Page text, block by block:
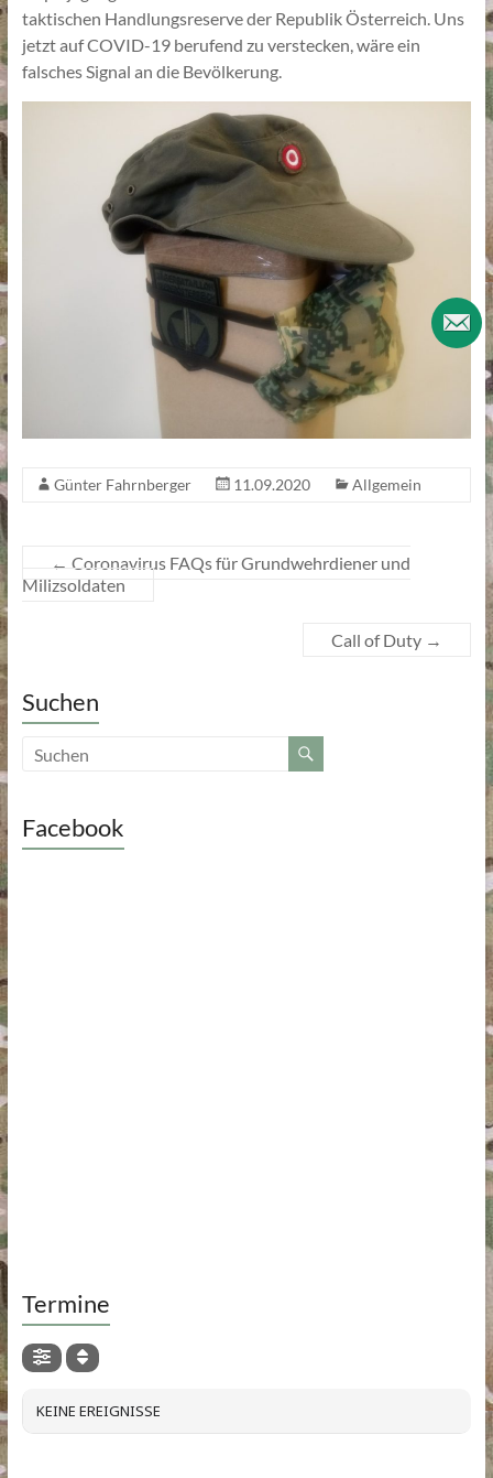
taktischen Handlungsreserve der Republik Österreich. Uns
jetzt auf COVID-19 berufend zu verstecken, wäre ein
falsches Signal an die Bevölkerung.
Günter Fahrnberger 11.09.2020 Allgemein
← Coronavirus FAQs für Grundwehrdiener und
Milizsoldaten
Call of Duty →
Suchen
Facebook
Termine
KEINE EREIGNISSE